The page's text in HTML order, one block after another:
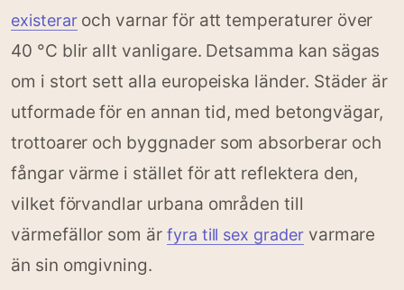
existeraroch varnar för att temperaturer över
40 °C blir allt vanligare. Detsamma kan sägas
om i stort sett alla europeiska länder. Städer är
utformade för en annan tid, med betongvägar,
trottoarer och byggnader som absorberar och
fångar värme i stället för att reflektera den,
vilket förvandlar urbana områden till
värmefällor som är fyra till sex gradervarmare
än sin omgivning.